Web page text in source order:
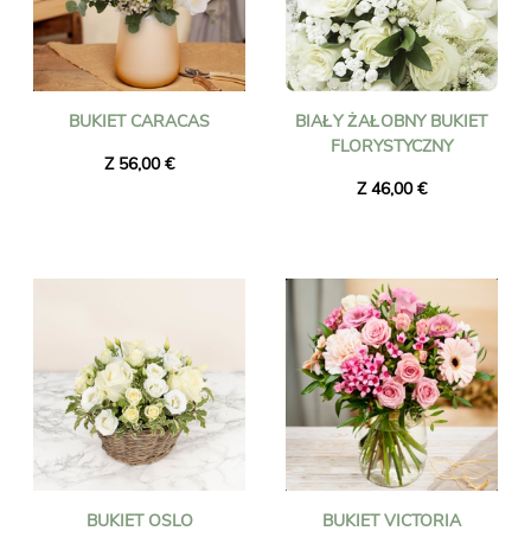
BUKIET CARACAS
Z 56,00 €
BIAŁY ŻAŁOBNY BUKIET
FLORYSTYCZNY
Z 46,00 €
BUKIET OSLO
BUKIET VICTORIA